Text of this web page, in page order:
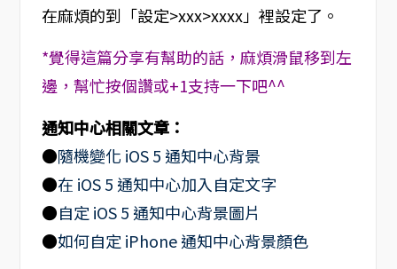
在麻煩的到「設定>xxx>xxxx」裡設定了。
*覺得這篇分享有幫助的話，麻煩滑鼠移到左
邊，幫忙按個讚或+1支持一下吧^^
通知中心相關文章：
●隨機變化 iOS 5 通知中心背景
●在 iOS 5 通知中心加入自定文字
●自定 iOS 5 通知中心背景圖片
●如何自定 iPhone 通知中心背景顏色